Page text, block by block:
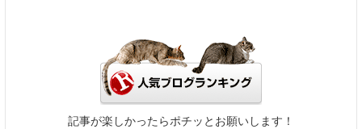
記事が楽しかったらポチッとお願いします！